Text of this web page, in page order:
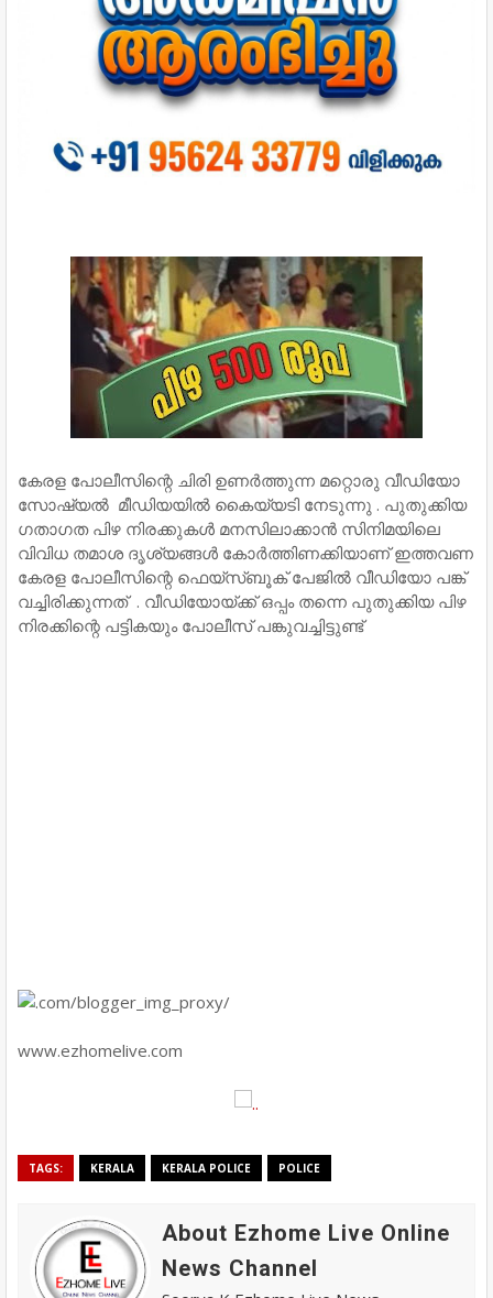
കേരള പോലീസിന്റെ ചിരി ഉണർത്തുന്ന മറ്റൊരു വീഡിയോ
സോഷ്യൽ മീഡിയയിൽ കൈയ്യടി നേടുന്നു . പുതുക്കിയ
ഗതാഗത പിഴ നിരക്കുകൾ മനസിലാക്കാൻ സിനിമയിലെ
വിവിധ തമാശ ദൃശ്യങ്ങൾ കോർത്തിണക്കിയാണ് ഇത്തവണ
കേരള പോലീസിന്റെ ഫെയ്സ്ബൂക് പേജിൽ വീഡിയോ പങ്ക്
വച്ചിരിക്കുന്നത് . വീഡിയോയ്ക്ക് ഒപ്പം തന്നെ പുതുക്കിയ പിഴ
നിരക്കിന്റെ പട്ടികയും പോലീസ് പങ്കുവച്ചിട്ടുണ്ട്
www.ezhomelive.com
TAGS: KERALA KERALA POLICE POLICE
About Ezhome Live Online
News Channel